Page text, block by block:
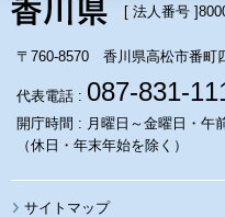
[ 法人番号 ]
〒760-8570 香川県高松市番町
代表電話 : 087-831-
開庁時間 : 月曜日～金曜日・午
（休日・年末年始を除く）
サイトマップ